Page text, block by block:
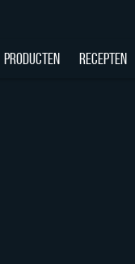
PRODUCTEN RECEPTEN